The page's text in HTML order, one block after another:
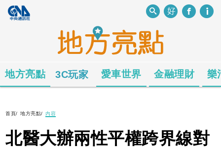
地方亮點 3C玩家 愛車世界 金融理財 樂
首頁/ 地方亮點/ 內容
北醫大辦兩性平權跨界線對